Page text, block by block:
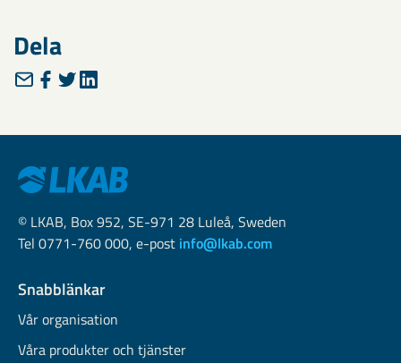
Dela
© LKAB, Box 952, SE-971 28 Luleå, Sweden
Tel 0771-760 000, e-post info@lkab.com
Snabblänkar
Vår organisation
Våra produkter och tjänster